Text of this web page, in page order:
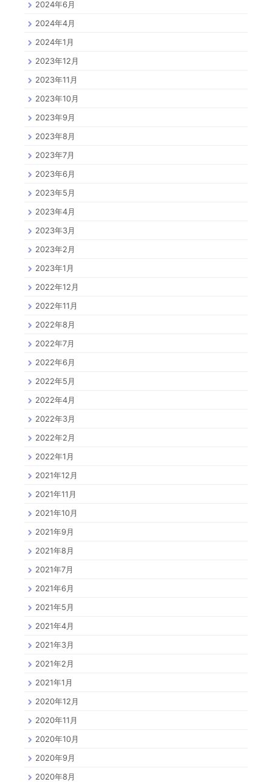
2024年6月
2024年4月
2024年1月
2023年12月
2023年11月
2023年10月
2023年9月
2023年8月
2023年7月
2023年6月
2023年5月
2023年4月
2023年3月
2023年2月
2023年1月
2022年12月
2022年11月
2022年8月
2022年7月
2022年6月
2022年5月
2022年4月
2022年3月
2022年2月
2022年1月
2021年12月
2021年11月
2021年10月
2021年9月
2021年8月
2021年7月
2021年6月
2021年5月
2021年4月
2021年3月
2021年2月
2021年1月
2020年12月
2020年11月
2020年10月
2020年9月
2020年8月